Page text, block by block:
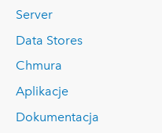
Server
Data Stores
Chmura
Aplikacje
Dokumentacja